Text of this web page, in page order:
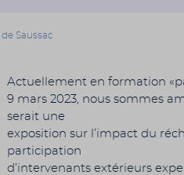
Saussac
Actuellement en formation
9 mars 2023, nous sommes
serait une
exposition sur l’impact du
participation
d’intervenants extérieurs